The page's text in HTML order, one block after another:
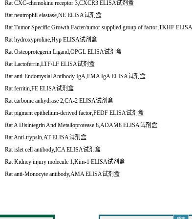
Rat CXC-chemokine receptor 3,CXCR3 ELISA试剂盒
Rat neutrophil elastase,NE ELISA试剂盒
Rat Tumor Specific Growth Facter/tumor supplied group of factor,TKHF ELISA
Rat hydroxyproline,Hyp ELISA试剂盒
Rat Osteoprotegerin Ligand,OPGL ELISA试剂盒
Rat Lactoferrin,LTF/LF ELISA试剂盒
Rat anti-Endomysial Antibody IgA,EMA IgA ELISA试剂盒
Rat ferritin,FE ELISA试剂盒
Rat carbonic anhydrase 2,CA-2 ELISA试剂盒
Rat pigment epithelium-derived factor,PEDF ELISA试剂盒
Rat A Disintegrin And Metalloprotease 8,ADAM8 ELISA试剂盒
Rat Anti-trypsin,AT ELISA试剂盒
Rat islet cell antibody,ICA ELISA试剂盒
Rat Kidney injury molecule 1,Kim-1 ELISA试剂盒
Rat anti-Monocyte antibody,AMA ELISA试剂盒